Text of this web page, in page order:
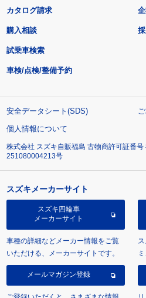
カタログ請求
購入相談
試乗車検索
車検/点検/整備予約
安全データシート(SDS)
個人情報について
株式会社 スズキ自販福島 古物商許可証番
251080004213号
スズキメーカーサイト
スズキ四輪車
メーカーサイト
車種の詳細などメーカー情報をご覧
いただける、メーカーサイトです。
メールマガジン登録